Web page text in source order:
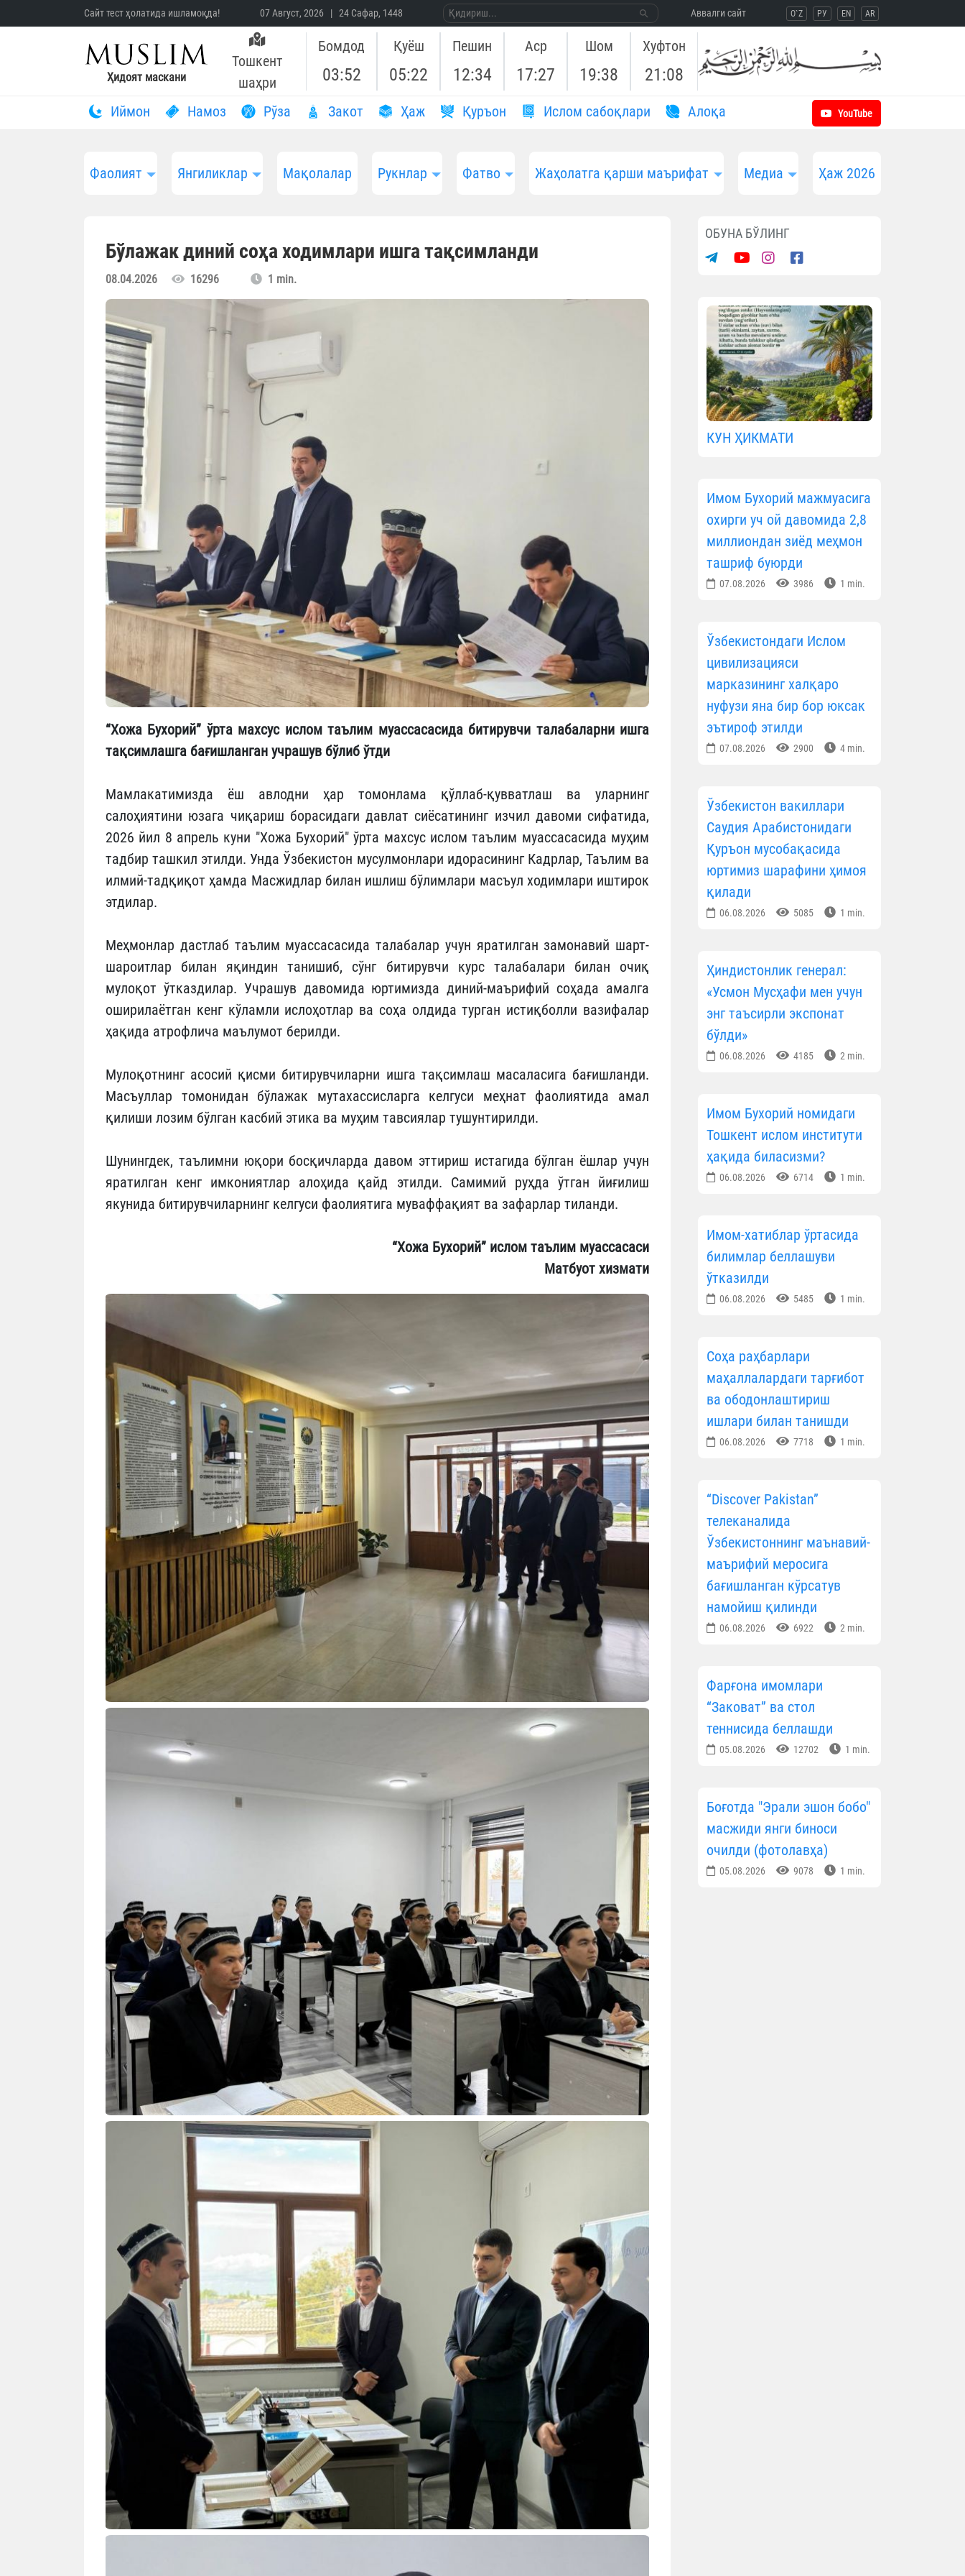
Сайт тест ҳолатида ишламоқда! 07 Август, 2026 | 24 Сафар, 1448 Aввалги сайт O`Z РУ EN AR
Ҳидоят маскани
Тошкент
шаҳри
Бомдод
03:52
Қуёш
05:22
Пешин
12:34
Аср
17:27
Шом
19:38
Хуфтон
21:08
Иймон Намоз Рўза Закот Ҳаж Қуръон Ислом сабоқлари Aлоқа YouTube
Фаолият Янгиликлар Мақолалар Рукнлар Фатво Жаҳолатга қарши маърифат Медиа Ҳаж 2026
Бўлажак диний соҳа ходимлари ишга тақсимланди
08.04.2026 16296 1 min.
“Хожа Бухорий” ўрта махсус ислом таълим муассасасида битирувчи талабаларни ишга
тақсимлашга бағишланган учрашув бўлиб ўтди
Мамлакатимизда ёш авлодни ҳар томонлама қўллаб-қувватлаш ва уларнинг
салоҳиятини юзага чиқариш борасидаги давлат сиёсатининг изчил давоми сифатида,
2026 йил 8 апрель куни "Хожа Бухорий" ўрта махсус ислом таълим муассасасида муҳим
тадбир ташкил этилди. Унда Ўзбекистон мусулмонлари идорасининг Кадрлар, Таълим ва
илмий-тадқиқот ҳамда Масжидлар билан ишлиш бўлимлари масъул ходимлари иштирок
этдилар.
Меҳмонлар дастлаб таълим муассасасида талабалар учун яратилган замонавий шарт-
шароитлар билан яқиндин танишиб, сўнг битирувчи курс талабалари билан очиқ
мулоқот ўтказдилар. Учрашув давомида юртимизда диний-маърифий соҳада амалга
оширилаётган кенг кўламли ислоҳотлар ва соҳа олдида турган истиқболли вазифалар
ҳақида атрофлича маълумот берилди.
Мулоқотнинг асосий қисми битирувчиларни ишга тақсимлаш масаласига бағишланди.
Масъуллар томонидан бўлажак мутахассисларга келгуси меҳнат фаолиятида амал
қилиши лозим бўлган касбий этика ва муҳим тавсиялар тушунтирилди.
Шунингдек, таълимни юқори босқичларда давом эттириш истагида бўлган ёшлар учун
яратилган кенг имкониятлар алоҳида қайд этилди. Самимий руҳда ўтган йиғилиш
якунида битирувчиларнинг келгуси фаолиятига муваффақият ва зафарлар тиланди.
“Хожа Бухорий” ислом таълим муассасаси
Матбуот хизмати
ОБУНА БЎЛИНГ
КУН ҲИКМАТИ
Имом Бухорий мажмуасига
охирги уч ой давомида 2,8
миллиондан зиёд меҳмон
ташриф буюрди
07.08.2026 3986 1 min.
Ўзбекистондаги Ислом
цивилизацияси
марказининг халқаро
нуфузи яна бир бор юксак
эътироф этилди
07.08.2026 2900 4 min.
Ўзбекистон вакиллари
Саудия Арабистонидаги
Қуръон мусобақасида
юртимиз шарафини ҳимоя
қилади
06.08.2026 5085 1 min.
Ҳиндистонлик генерал:
«Усмон Мусҳафи мен учун
энг таъсирли экспонат
бўлди»
06.08.2026 4185 2 min.
Имом Бухорий номидаги
Тошкент ислом институти
ҳақида биласизми?
06.08.2026 6714 1 min.
Имом-хатиблар ўртасида
билимлар беллашуви
ўтказилди
06.08.2026 5485 1 min.
Соҳа раҳбарлари
маҳаллалардаги тарғибот
ва ободонлаштириш
ишлари билан танишди
06.08.2026 7718 1 min.
“Discover Pakistan”
телеканалида
Ўзбекистоннинг маънавий-
маърифий меросига
бағишланган кўрсатув
намойиш қилинди
06.08.2026 6922 2 min.
Фарғона имомлари
“Заковат” ва стол
теннисида беллашди
05.08.2026 12702 1 min.
Боғотда "Эрали эшон бобо"
масжиди янги биноси
очилди (фотолавҳа)
05.08.2026 9078 1 min.